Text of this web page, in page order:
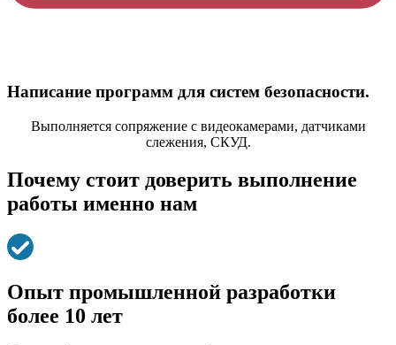
Написание программ для систем безопасности.
Выполняется сопряжение с видеокамерами, датчиками
слежения, СКУД.
Почему стоит доверить выполнение
работы именно нам
Опыт промышленной разработки
более 10 лет